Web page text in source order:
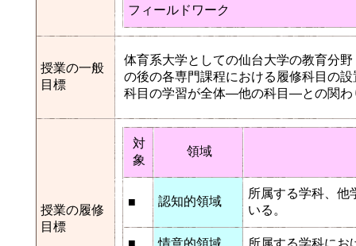
フィールドワーク
授業の一般
目標
体育系大学としての仙台大学の教育分
の後の各専門課程における履修科目の
科目の学習が全体―他の科目―との関わ
授業の履修
目標
対
象
領域
■ 認知的領域
所属する学科、他
いる。
■ 情意的領域 所属する学科にお